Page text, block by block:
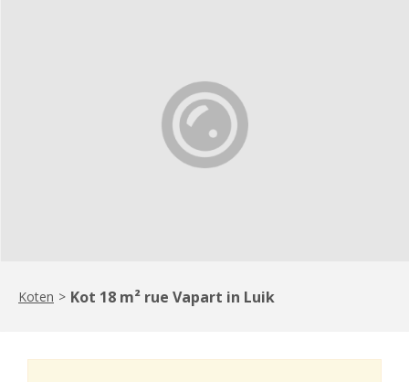
Koten > Kot 18 m² rue Vapart in Luik